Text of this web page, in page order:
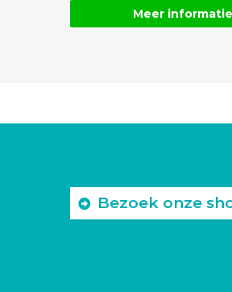
Meer informatie
Bezoek onze